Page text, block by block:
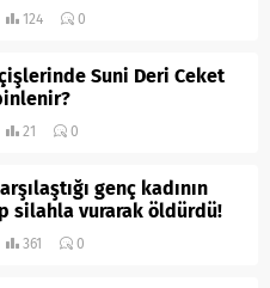
124 0
Suni Deri Ceket
21 0
genç kadının
silahla vurarak öldürdü!
361 0